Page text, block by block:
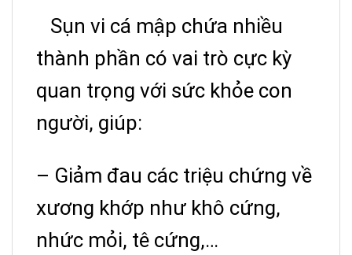
Sụn vi cá mập chứa nhiều
thành phần có vai trò cực kỳ
quan trọng với sức khỏe con
người, giúp:
– Giảm đau các triệu chứng về
xương khớp như khô cứng,
nhức mỏi, tê cứng,…